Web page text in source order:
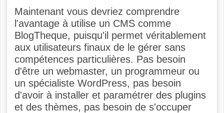
Maintenant vous devriez comprendre
l'avantage à utilise un CMS comme
BlogTheque, puisqu'il permet véritablement
aux utilisateurs finaux de le gérer sans
compétences particulières. Pas besoin
d'être un webmaster, un programmeur ou
un spécialiste WordPress, pas besoin
d'avoir à installer et paramétrer des plugins
et des thèmes, pas besoin de s'occuper